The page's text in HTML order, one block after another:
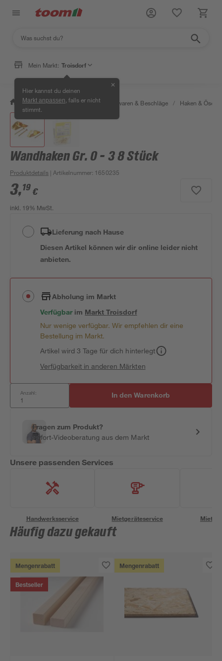
Mein Markt: Troisdorf
Hier kannst du deinen
Markt anpassen , falls er nicht
stimmt.
✕
/ Werkstatt & Maschinen / Eisenwaren & Beschläge / Haken & Ösen
Wandhaken Gr. 0 - 3 8 Stück
Produktdetails | Artikelnummer: 1650235
3,19 €
inkl. 19% MwSt.
Lieferung nach Hause
Diesen Artikel können wir dir online leider nicht
anbieten.
Abholung im Markt
Verfügbar im MarktTroisdorf
Nur wenige verfügbar. Wir empfehlen dir eine
Bestellung im Markt.
Artikel wird 3 Tage für dich hinterlegt
Verfügbarkeit in anderen Märkten
Anzahl: In den Warenkorb
Fragen zum Produkt?
Sofort-Videoberatung aus dem Markt
Unsere passenden Services
Handwerksservice Mietgeräteservice
Häufig dazu gekauft
Mengenrabatt
Bestseller
Mengenrabatt